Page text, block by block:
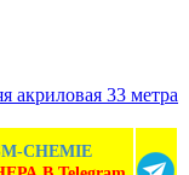
акриловая 33 метра
CHEMIE